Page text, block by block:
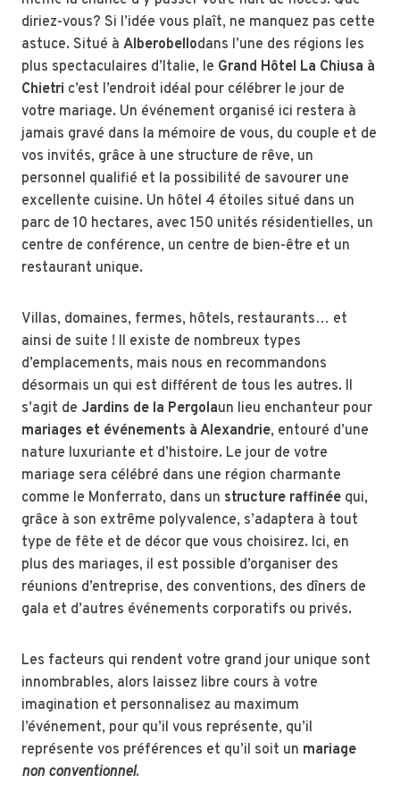
diriez-vous? Si l’idée vous plaît, ne manquez pas cette
astuce. Situé à Alberobellodans l’une des régions les
plus spectaculaires d’Italie, le Grand Hôtel La Chiusa à
Chietri c’est l’endroit idéal pour célébrer le jour de
votre mariage. Un événement organisé ici restera à
jamais gravé dans la mémoire de vous, du couple et de
vos invités, grâce à une structure de rêve, un
personnel qualifié et la possibilité de savourer une
excellente cuisine. Un hôtel 4 étoiles situé dans un
parc de 10 hectares, avec 150 unités résidentielles, un
centre de conférence, un centre de bien-être et un
restaurant unique.
Villas, domaines, fermes, hôtels, restaurants… et
ainsi de suite ! Il existe de nombreux types
d’emplacements, mais nous en recommandons
désormais un qui est différent de tous les autres. Il
s’agit de Jardins de la Pergolaun lieu enchanteur pour
mariages et événements à Alexandrie, entouré d’une
nature luxuriante et d’histoire. Le jour de votre
mariage sera célébré dans une région charmante
comme le Monferrato, dans un structure raffinée qui,
grâce à son extrême polyvalence, s’adaptera à tout
type de fête et de décor que vous choisirez. Ici, en
plus des mariages, il est possible d’organiser des
réunions d’entreprise, des conventions, des dîners de
gala et d’autres événements corporatifs ou privés.
Les facteurs qui rendent votre grand jour unique sont
innombrables, alors laissez libre cours à votre
imagination et personnalisez au maximum
l’événement, pour qu’il vous représente, qu’il
représente vos préférences et qu’il soit un mariage
non conventionnel.